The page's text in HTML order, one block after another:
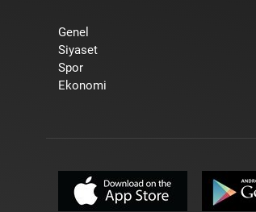
Genel
Siyaset
Spor
Ekonomi